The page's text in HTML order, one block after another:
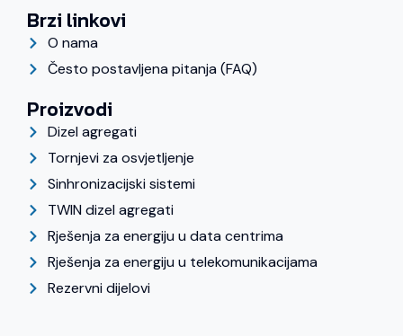
Brzi linkovi
O nama
Često postavljena pitanja (FAQ)
Proizvodi
Dizel agregati
Tornjevi za osvjetljenje
Sinhronizacijski sistemi
TWIN dizel agregati
Rješenja za energiju u data centrima
Rješenja za energiju u telekomunikacijama
Rezervni dijelovi